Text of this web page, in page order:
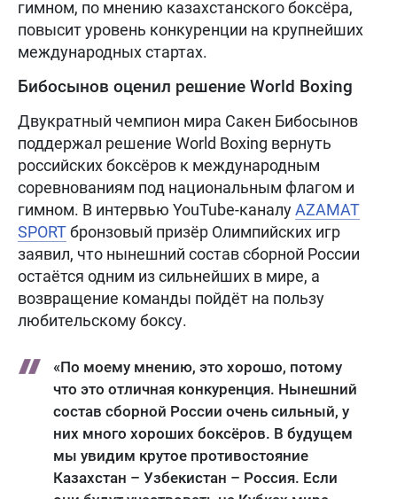
гимном, по мнению казахстанского боксёра,
повысит уровень конкуренции на крупнейших
международных стартах.
Бибосынов оценил решение World Boxing
Двукратный чемпион мира Сакен Бибосынов
поддержал решение World Boxing вернуть
российских боксёров к международным
соревнованиям под национальным флагом и
гимном. В интервью YouTube-каналуAZAMAT
SPORTбронзовый призёр Олимпийских игр
заявил, что нынешний состав сборной России
остаётся одним из сильнейших в мире, а
возвращение команды пойдёт на пользу
любительскому боксу.
«По моему мнению, это хорошо, потому
что это отличная конкуренция. Нынешний
состав сборной России очень сильный, у
них много хороших боксёров. В будущем
мы увидим крутое противостояние
Казахстан – Узбекистан – Россия. Если